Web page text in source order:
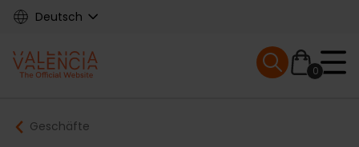
Skip
content
Deutsch
Main
0
Mobile menu
Breadcrumb
Geschäfte